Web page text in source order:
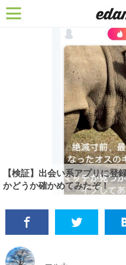
【検証】出会い系アプリに登
かどうか確かめてみたぞ！